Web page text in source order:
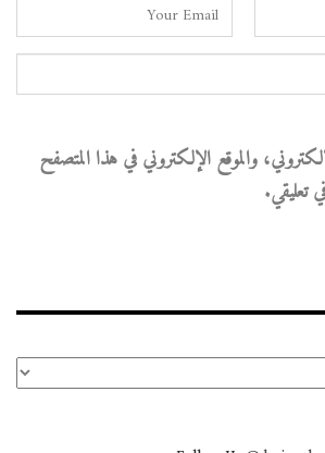
والموقع الإلكتروني في هذا المتصفح
تعليقي.